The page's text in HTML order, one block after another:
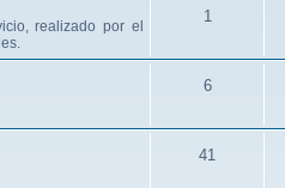
realizado por el
1
6
41